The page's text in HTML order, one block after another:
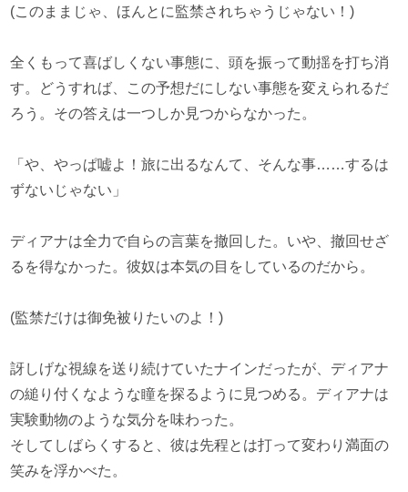
(このままじゃ、ほんとに監禁されちゃうじゃない！)
全くもって喜ばしくない事態に、頭を振って動揺を打ち消
す。どうすれば、この予想だにしない事態を変えられるだ
ろう。その答えは一つしか見つからなかった。
「や、やっぱ嘘よ！旅に出るなんて、そんな事……するは
ずないじゃない」
ディアナは全力で自らの言葉を撤回した。いや、撤回せざ
るを得なかった。彼奴は本気の目をしているのだから。
(監禁だけは御免被りたいのよ！)
訝しげな視線を送り続けていたナインだったが、ディアナ
の縋り付くなような瞳を探るように見つめる。ディアナは
実験動物のような気分を味わった。
そしてしばらくすると、彼は先程とは打って変わり満面の
笑みを浮かべた。